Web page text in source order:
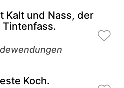
Kalt und Nass, der
Koch.